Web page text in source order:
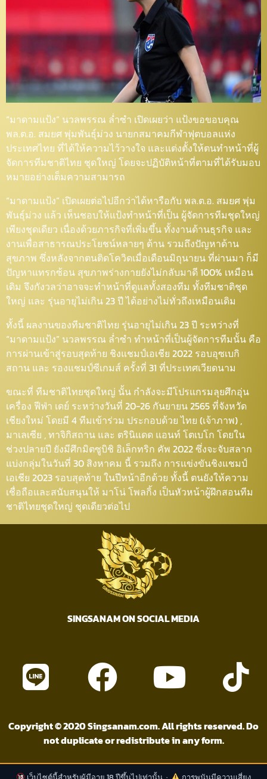
“มาดามแป้ง” นวลพรรณ ล่ำซำ เปิดเผยว่า แป้งขอขอบคุณ
พล.ต.อ. สมยศ พุ่มพันธุ์ม่วง นายกสมาคมกีฬาฟุตบอลแห่ง
ประเทศไทย ที่ได้ให้ความไว้วางใจ และแต่งตั้งให้ตนทำหน้าที่ผู้
จัดการทีมชาติไทย ชุดใหญ่ โดยจะปฏิบัติหน้าที่ตามที่ได้รับมอบ
หมายอย่างเต็มความสามารถ
“มาดามแป้ง” เปิดเผยต่อไปอีกว่าได้หารือกับ พล.ต.อ. สมยศ พุ่ม
พันธุ์ม่วง แล้ว เห็นชอบให้แป้งทำหน้าที่เป็น ผู้จัดการทีมชุดใหญ่
เพียงชุดเดียว เนื่องด้วยภารกิจที่เพิ่มขึ้น ทั้งงานด้านธุรกิจ และ
งานเพื่อสาธารณประโยชน์หลายๆ ด้าน รวมถึงปัญหาด้าน
สุขภาพ ซึ่งหลังจากตนติดโควิดเมื่อเดือนมิถุนายน ที่ผ่านมา ก็มี
ปัญหาแทรกซ้อน สุขภาพร่างกายยังไม่กลับมาดี 100% เหมือน
เดิม จึงกังวลว่าอาจจะทำหน้าที่ดูแลทั้งสองทีม ทั้งทีมชาติชุด
ใหญ่ และ รุ่นอายุไม่เกิน 23 ปี ได้อย่างไม่ทั่วถึงเหมือนเดิม
ทั้งนี้ ผลงานของทีมชาติไทย รุ่นอายุไม่เกิน 23 ปี ระหว่างที่
“มาดามแป้ง” นวลพรรณ ล่ำซำ ทำหน้าที่เป็นผู้จัดการทีมนั้น คือ
การผ่านเข้าสู่รอบสุดท้าย ชิงแชมป์เอเชีย 2022 รอบอุซเบกิ
สถาน และ รองแชมป์ซีเกมส์ ครั้งที่ 31 ที่ประเทศเวียดนาม
ขณะที่ ทีมชาติไทยชุดใหญ่ นั้น กำลังจะมีโปรแกรมลุยศึกอุ่น
เครื่อง ฟีฟ่า เดย์ ระหว่างวันที่ 20-26 กันยายน 2565 ที่จังหวัด
เชียงใหม่ โดยมี 4 ทีมเข้าร่วม ประกอบด้วย ไทย (เจ้าภาพ) ,
มาเลเซีย , ทาจิกิสถาน และ ตรินิแดด แอนท์ โตเบโก โดยใน
ช่วงปลายปี ยังมีศึกมิตซูบิชิ อิเล็กทริก คัพ 2022 ซึ่งจะจับสลาก
แบ่งกลุ่มในวันที่ 30 สิงหาคม นี้ รวมถึง การแข่งขันชิงแชมป์
เอเชีย 2023 รอบสุดท้าย ในปีหน้าอีกด้วย ทั้งนี้ ตนยังให้ความ
เชื่อถือและสนับสนุนให้ มาโน่ โพลกิ้ง เป็นหัวหน้าผู้ฝึกสอนทีม
ชาติไทยชุดใหญ่ ชุดเดียวต่อไป
SINGSANAM ON SOCIAL MEDIA
Copyright © 2020 Singsanam.com. All rights reserved. Do
not duplicate or redistribute in any form.